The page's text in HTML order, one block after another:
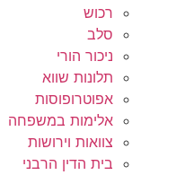
רכוש
סלב
ניכור הורי
תלונות שווא
אפוטרופוסות
אלימות במשפחה
צוואות וירושות
בית הדין הרבני